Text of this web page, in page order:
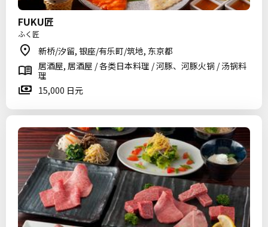
FUKU匠
ふく匠
新桥/汐留, 银座/有乐町/筑地, 东京都
居酒屋, 居酒屋 / 各类日本料理 / 河豚、河豚火锅 / 汤锅料
理
15,000 日元